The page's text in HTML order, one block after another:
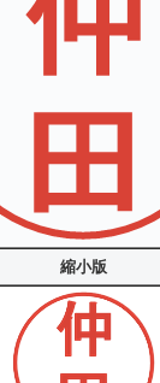
縮小版